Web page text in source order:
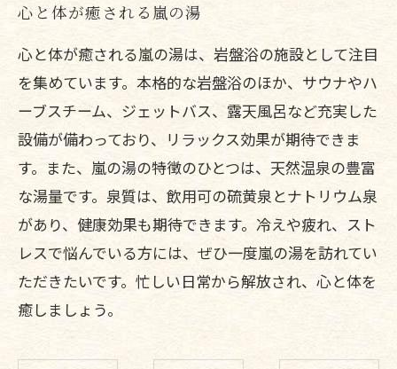
心と体が癒される嵐の湯
心と体が癒される嵐の湯は、岩盤浴の施設として注目
を集めています。本格的な岩盤浴のほか、サウナやハ
ーブスチーム、ジェットバス、露天風呂など充実した
設備が備わっており、リラックス効果が期待できま
す。また、嵐の湯の特徴のひとつは、天然温泉の豊富
な湯量です。泉質は、飲用可の硫黄泉とナトリウム泉
があり、健康効果も期待できます。冷えや疲れ、スト
レスで悩んでいる方には、ぜひ一度嵐の湯を訪れてい
ただきたいです。忙しい日常から解放され、心と体を
癒しましょう。